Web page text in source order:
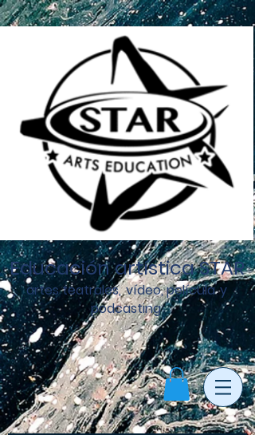
Educación artística STAR
artes teatrales, vídeo, película y
podcasting